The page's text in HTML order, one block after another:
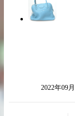
2022年09月